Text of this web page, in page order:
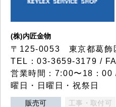
(株)内匠金物
〒125-0053 東京都葛飾
TEL：03-3659-3179 /
営業時間：7:00〜18：00
曜日・日曜日・祝祭日
販売可 工事・取付可